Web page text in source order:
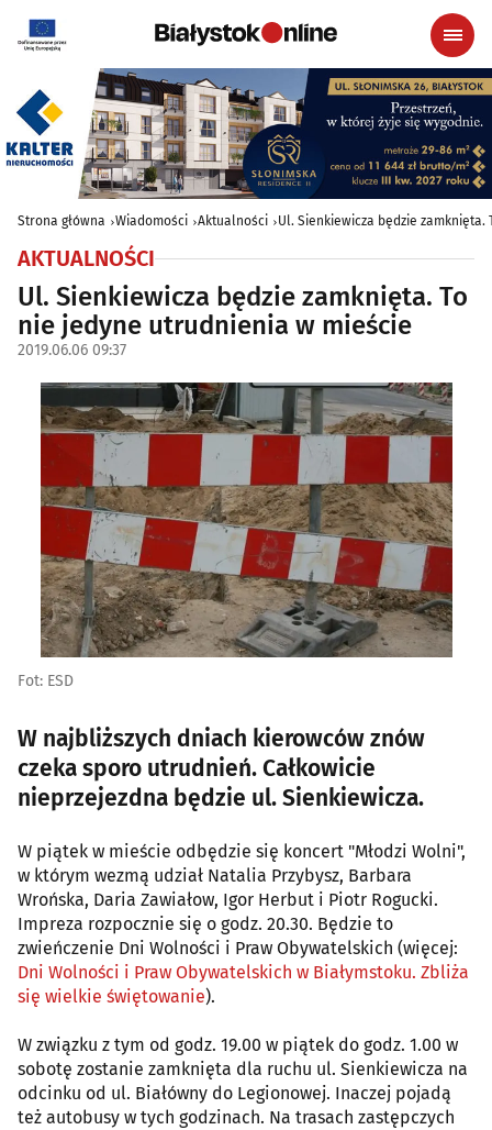
Strona główna Wiadomości Aktualności Ul. Sienkiewicza będzie
AKTUALNOŚCI
Ul. Sienkiewicza będzie zamknięta. To
nie jedyne utrudnienia w mieście
2019.06.06 09:37
Fot: ESD
W najbliższych dniach kierowców znów
czeka sporo utrudnień. Całkowicie
nieprzejezdna będzie ul. Sienkiewicza.
W piątek w mieście odbędzie się koncert "Młodzi Wolni",
w którym wezmą udział Natalia Przybysz, Barbara
Wrońska, Daria Zawiałow, Igor Herbut i Piotr Rogucki.
Impreza rozpocznie się o godz. 20.30. Będzie to
zwieńczenie Dni Wolności i Praw Obywatelskich (więcej:
Dni Wolności i Praw Obywatelskich w Białymstoku. Zbliża
się wielkie świętowanie).
W związku z tym od godz. 19.00 w piątek do godz. 1.00 w
sobotę zostanie zamknięta dla ruchu ul. Sienkiewicza na
odcinku od ul. Białówny do Legionowej. Inaczej pojadą
też autobusy w tych godzinach. Na trasach zastępczych